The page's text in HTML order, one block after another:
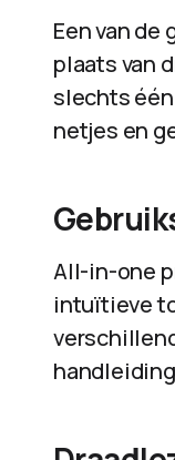
Een van
plaats van
slechts
netjes en
All-in-one
intuïtieve